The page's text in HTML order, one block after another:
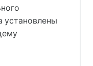
установлены